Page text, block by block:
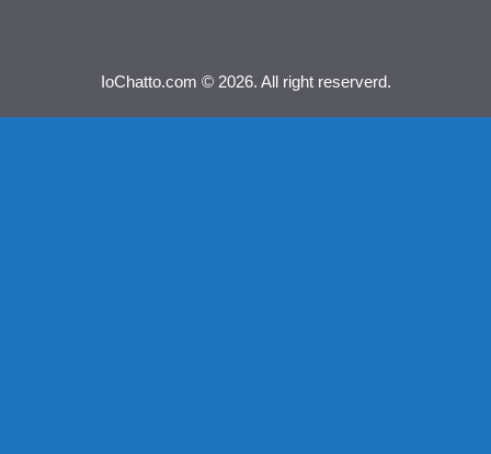
IoChatto.com © 2026. All right reserverd.